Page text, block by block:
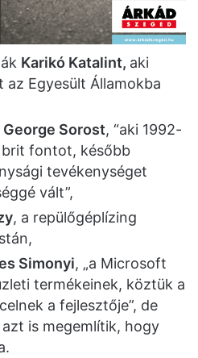
Karikó Katalint, aki
Egyesült Államokba
George Sorost, “aki 1992-
fontot, később
tevékenységet
vált”,
, a repülőgéplízing
Simonyi, „a Microsoft
termékeinek, köztük a
a fejlesztője”, de
is megemlítik, hogy